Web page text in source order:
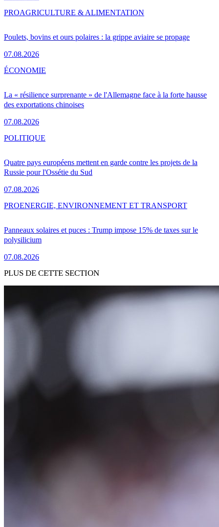
Poulets, bovins et ours polaires : la grippe aviaire se propage
07.08.2026
PROAGRICULTURE & ALIMENTATION
La « résilience surprenante » de l'Allemagne face à la forte hausse
des exportations chinoises
07.08.2026
ÉCONOMIE
Quatre pays européens mettent en garde contre les projets de la
Russie pour l'Ossétie du Sud
07.08.2026
POLITIQUE
Panneaux solaires et puces : Trump impose 15% de taxes sur le
polysilicium
07.08.2026
PROENERGIE, ENVIRONNEMENT ET TRANSPORT
PLUS DE CETTE SECTION